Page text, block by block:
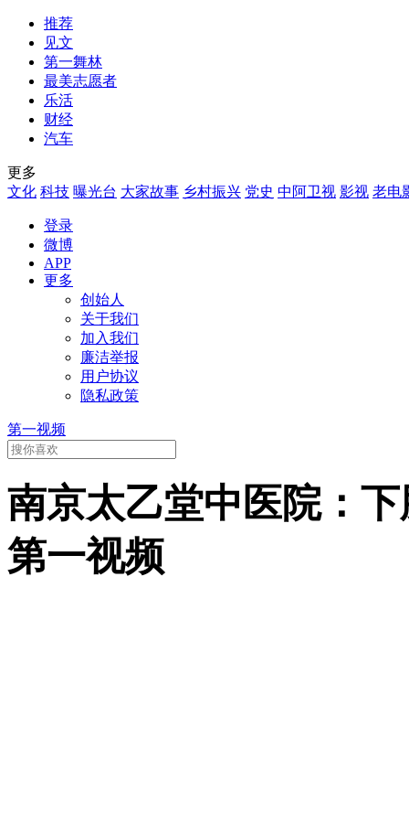
推荐
见文
第一舞林
最美志愿者
乐活
财经
汽车
更多
文化 科技 曝光台 大家故事 乡村振兴 党史 中阿卫视 影视 老电
登录
微博
APP
更多
创始人
关于我们
加入我们
廉洁举报
用户协议
隐私政策
第一视频
南京太乙堂中医院：
第一视频